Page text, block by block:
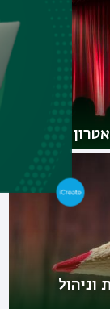
וניהול